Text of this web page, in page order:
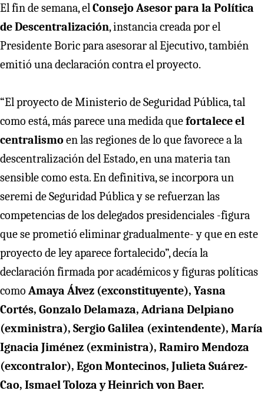
El fin de semana, el Consejo Asesor para la Política
de Descentralización, instancia creada por el
Presidente Boric para asesorar al Ejecutivo, también
emitió una declaración contra el proyecto.
“El proyecto de Ministerio de Seguridad Pública, tal
como está, más parece una medida quefortalece el
centralismo en las regiones de lo que favorece a la
descentralización del Estado, en una materia tan
sensible como esta. En definitiva, se incorpora un
seremi de Seguridad Pública y se refuerzan las
competencias de los delegados presidenciales -figura
que se prometió eliminar gradualmente- y que en este
proyecto de ley aparece fortalecido”, decía la
declaración firmada por académicos y figuras políticas
como Amaya Álvez (exconstituyente), Yasna
Cortés, Gonzalo Delamaza, Adriana Delpiano
(exministra), Sergio Galilea (exintendente), María
Ignacia Jiménez (exministra), Ramiro Mendoza
(excontralor), Egon Montecinos, Julieta Suárez-
Cao, Ismael Toloza y Heinrich von Baer.